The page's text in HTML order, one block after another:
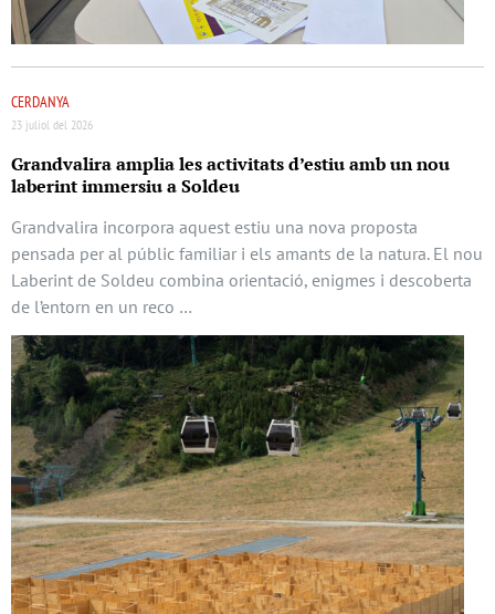
CERDANYA
23 juliol del 2026
Grandvalira amplia les activitats d’estiu amb un nou
laberint immersiu a Soldeu
Grandvalira incorpora aquest estiu una nova proposta
pensada per al públic familiar i els amants de la natura. El nou
Laberint de Soldeu combina orientació, enigmes i descoberta
de l’entorn en un reco …